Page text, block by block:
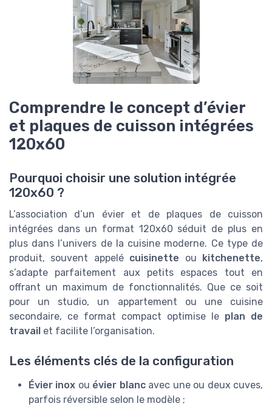
Comprendre le concept d’évier
et plaques de cuisson intégrées
120x60
Pourquoi choisir une solution intégrée
120x60 ?
L’association d’un évier et de plaques de cuisson
intégrées dans un format 120x60 séduit de plus en
plus dans l’univers de la cuisine moderne. Ce type de
produit, souvent appelé cuisinette ou kitchenette,
s’adapte parfaitement aux petits espaces tout en
offrant un maximum de fonctionnalités. Que ce soit
pour un studio, un appartement ou une cuisine
secondaire, ce format compact optimise le plan de
travail et facilite l’organisation.
Les éléments clés de la configuration
Évier inox ou évier blancavec une ou deux cuves,
parfois réversible selon le modèle ;